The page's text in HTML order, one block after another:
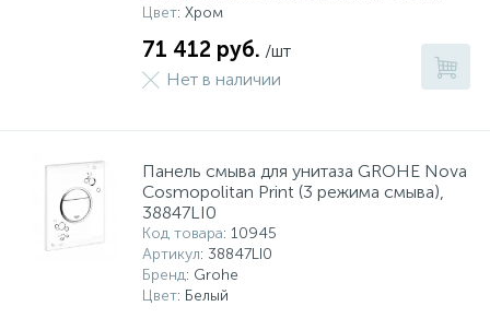
Цвет: Хром
71 412 руб. /шт
Нет в наличии
Панель смыва для унитаза GROHE Nova
Cosmopolitan Print (3 режима смыва),
38847LI0
Код товара: 10945
Артикул: 38847LI0
Бренд: Grohe
Цвет: Белый